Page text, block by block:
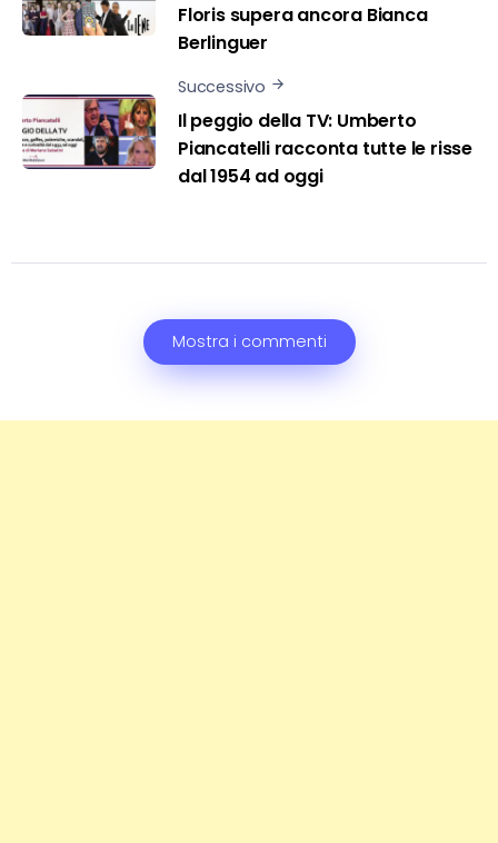
Floris supera ancora Bianca
Berlinguer
Successivo
Il peggio della TV: Umberto
Piancatelli racconta tutte le risse
dal 1954 ad oggi
Mostra i commenti